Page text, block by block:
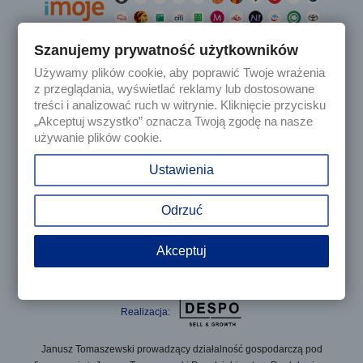
Produkty 
Nasza firma 
© 2025 - Sklep internetowy Tomczesci.pl. Wszelkie prawa
Realizacja:
Janusz Tomaszewski prowadzący działalność gospodarczą pod
Szanujemy prywatność użytkowników
Używamy plików cookie, aby poprawić Twoje wrażenia
z przeglądania, wyświetlać reklamy lub dostosowane
treści i analizować ruch w witrynie. Kliknięcie przycisku
„Akceptuj wszystko” oznacza Twoją zgodę na nasze
używanie plików cookie.
Ustawienia
Odrzuć
Akceptuj